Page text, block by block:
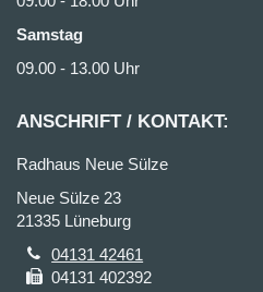
Samstag
09.00 - 13.00 Uhr
ANSCHRIFT / KONTAKT:
Radhaus Neue Sülze
Neue Sülze 23
21335 Lüneburg
04131 42461
04131 402392